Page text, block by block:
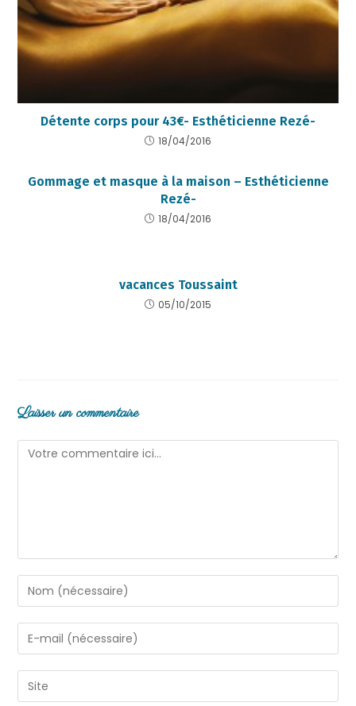
Détente corps pour 43€- Esthéticienne Rezé-
18/04/2016
Gommage et masque à la maison – Esthéticienne
Rezé-
18/04/2016
vacances Toussaint
05/10/2015
Laisser un commentaire